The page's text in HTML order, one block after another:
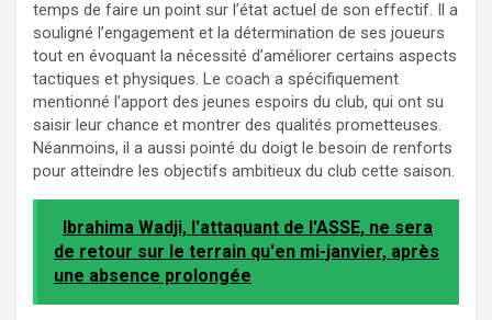
temps de faire un point sur l’état actuel de son effectif. Il a
souligné l’engagement et la détermination de ses joueurs
tout en évoquant la nécessité d’améliorer certains aspects
tactiques et physiques. Le coach a spécifiquement
mentionné l’apport des jeunes espoirs du club, qui ont su
saisir leur chance et montrer des qualités prometteuses.
Néanmoins, il a aussi pointé du doigt le besoin de renforts
pour atteindre les objectifs ambitieux du club cette saison.
Ibrahima Wadji, l'attaquant de l'ASSE, ne sera
de retour sur le terrain qu'en mi-janvier, après
une absence prolongée